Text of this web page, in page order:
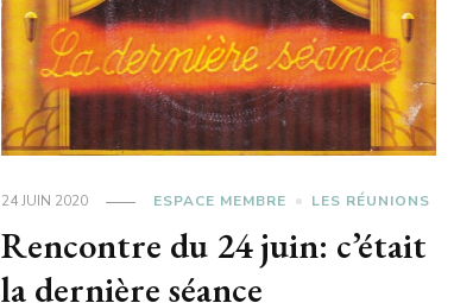
24 JUIN 2020 ESPACE MEMBRE LES RÉUNIONS
Rencontre du 24 juin: c’était
la dernière séance